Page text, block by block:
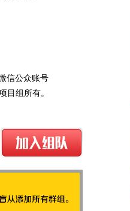
信公众账号
目组所有。